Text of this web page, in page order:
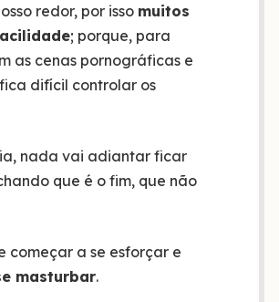
redor, por isso muitos
; porque, para
as cenas pornográficas e
difícil controlar os
nada vai adiantar ficar
que é o fim, que não
começar a se esforçar e
masturbar.